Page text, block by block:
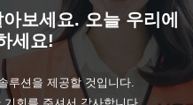
보세요. 오늘 우리에
세요!
루션을 제공할 것입니다.